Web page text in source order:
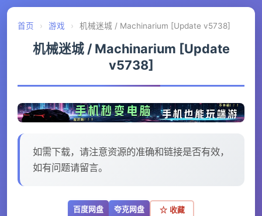
首页 › 游戏 › 机械迷城 / Machinarium [Update v5738]
机械迷城 / Machinarium [Update
v5738]
如需下载，请注意资源的准确和链接是否有效，
如有问题请留言。
百度网盘 夸克网盘 ☆ 收藏